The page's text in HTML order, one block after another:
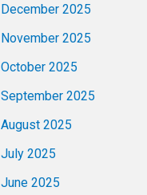
December 2025
November 2025
October 2025
September 2025
August 2025
July 2025
June 2025